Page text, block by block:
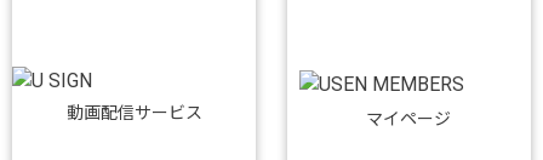
動画配信サービス マイページ